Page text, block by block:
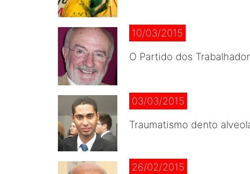
10/03/2015
O Partido dos
03/03/2015
Traumatismo dento
26/02/2015